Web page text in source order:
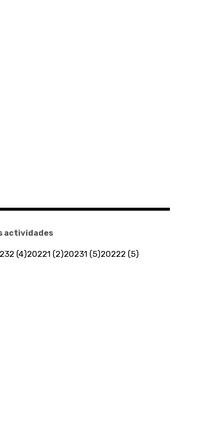
actividades
(4)20221 (2)20231 (5)20222 (5)